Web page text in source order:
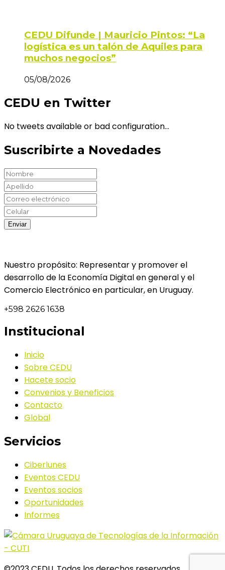
CEDU Difunde | Mauricio Pintos: “La
logística es un talón de Aquiles para
muchos negocios”
05/08/2026
CEDU en Twitter
No tweets available or bad configuration...
Suscribirte a Novedades
Nuestro propósito: Representar y promover el
desarrollo de la Economía Digital en general y el
Comercio Electrónico en particular, en Uruguay.
+598 2626 1638
Institucional
Inicio
Sobre CEDU
Hacete socio
Convenios y Beneficios
Contacto
Global
Servicios
Ciberlunes
Eventos CEDU
Eventos socios
Oportunidades
Informes